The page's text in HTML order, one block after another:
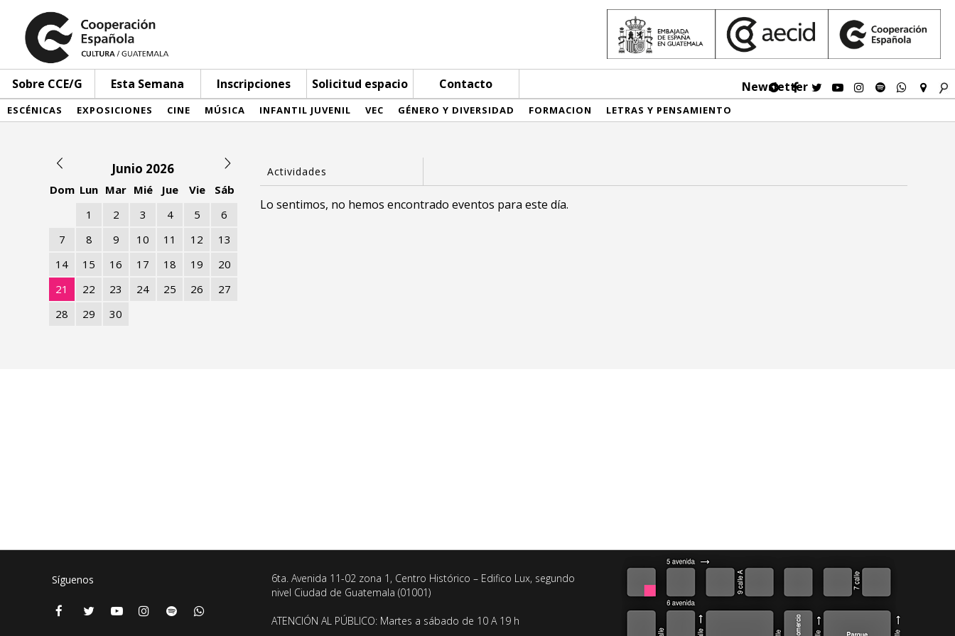
Sobre CCE/G Esta Semana Inscripciones Solicitud espacio Contacto Newsletter
ESCÉNICAS EXPOSICIONES CINE MÚSICA INFANTIL JUVENIL VEC GÉNERO Y DIVERSIDAD FORMACION LETRAS Y PENSAMIENTO
Junio 2026
Dom Lun Mar Mié Jue Vie
Sáb
1
2 3 4 5
6
7
8 9 10 11 12
13
14
15 16 17 18 19
20
21
22 23 24 25 26
27
28
29 30
Lo sentimos, no hemos encontrado eventos para este día.
Síguenos
6ta. Avenida 11-02 zona 1, Centro Histórico – Edifico Lux, segundo
nivel Ciudad de Guatemala (01001)
ATENCIÓN AL PÚBLICO: Martes a sábado de 10 A 19 h